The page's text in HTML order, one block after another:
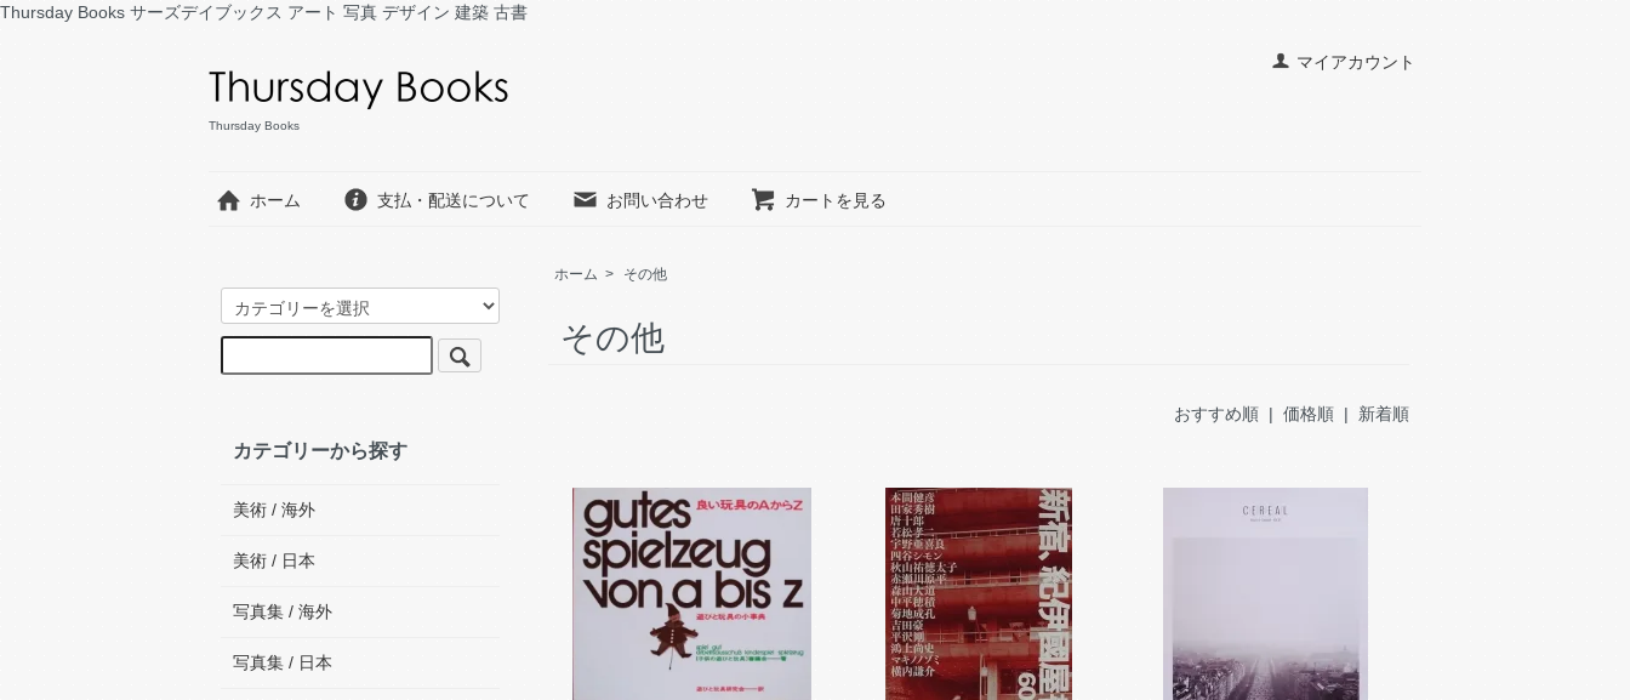
Thursday Books サーズデイブックス アート 写真 デザイン 建築 古書
マイアカウント
Thursday Books
ホーム 支払・配送について お問い合わせ カートを見る
ホーム > その他
その他
おすすめ順 | 価格順 | 新着順
カテゴリーから探す
美術 / 海外
美術 / 日本
写真集 / 海外
写真集 / 日本